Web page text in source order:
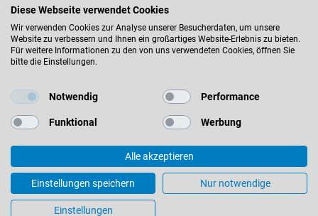
Österreich - deutsch
STANDORT FINDEN
© 2026 Leitz GmbH & Co. KG
Impressum
Kontakt Datenschutz
AGB
Einkaufsbedingungen
Unternehmenspolitik
Cookie-Einstellungen
Diese Webseite verwendet Cookies
Wir verwenden Cookies zur Analyse unserer Besucherdaten, um unsere
Website zu verbessern und Ihnen ein großartiges Website-Erlebnis zu bieten.
Für weitere Informationen zu den von uns verwendeten Cookies, öffnen Sie
bitte die Einstellungen.
Notwendig Performance
Funktional Werbung
Alle akzeptieren
Einstellungen speichern Nur notwendige
Einstellungen